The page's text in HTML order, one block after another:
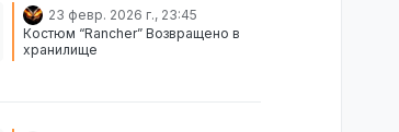
23 февр. 2026 г., 23:45
Костюм “Rancher” Возвращено в
хранилище